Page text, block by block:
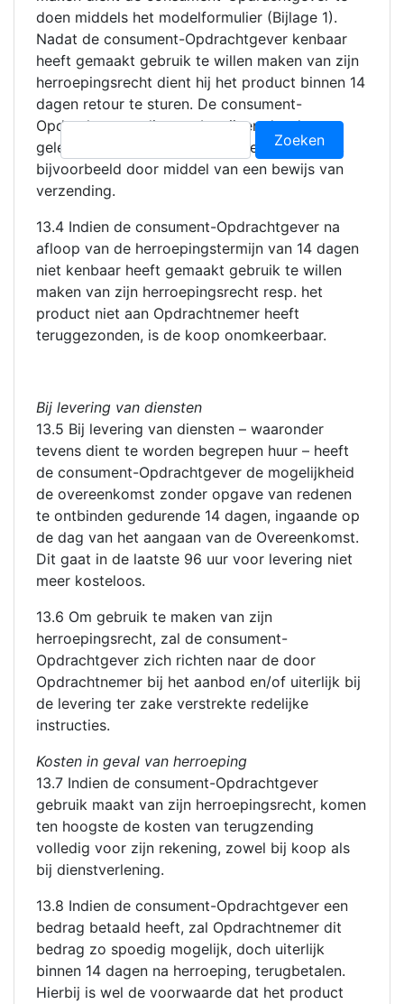
Zoeken
naar:
doen middels het modelformulier (Bijlage 1).
Nadat de consument-Opdrachtgever kenbaar
heeft gemaakt gebruik te willen maken van zijn
herroepingsrecht dient hij het product binnen 14
dagen retour te sturen. De consument-
Opdrachtgever dient te bewijzen dat de
geleverde goederen tijdig zijn teruggestuurd,
bijvoorbeeld door middel van een bewijs van
verzending.
13.4 Indien de consument-Opdrachtgever na
afloop van de herroepingstermijn van 14 dagen
niet kenbaar heeft gemaakt gebruik te willen
maken van zijn herroepingsrecht resp. het
product niet aan Opdrachtnemer heeft
teruggezonden, is de koop onomkeerbaar.
Bij levering van diensten
13.5 Bij levering van diensten – waaronder
tevens dient te worden begrepen huur – heeft
de consument-Opdrachtgever de mogelijkheid
de overeenkomst zonder opgave van redenen
te ontbinden gedurende 14 dagen, ingaande op
de dag van het aangaan van de Overeenkomst.
Dit gaat in de laatste 96 uur voor levering niet
meer kosteloos.
13.6 Om gebruik te maken van zijn
herroepingsrecht, zal de consument-
Opdrachtgever zich richten naar de door
Opdrachtnemer bij het aanbod en/of uiterlijk bij
de levering ter zake verstrekte redelijke
instructies.
Kosten in geval van herroeping
13.7 Indien de consument-Opdrachtgever
gebruik maakt van zijn herroepingsrecht, komen
ten hoogste de kosten van terugzending
volledig voor zijn rekening, zowel bij koop als
bij dienstverlening.
13.8 Indien de consument-Opdrachtgever een
bedrag betaald heeft, zal Opdrachtnemer dit
bedrag zo spoedig mogelijk, doch uiterlijk
binnen 14 dagen na herroeping, terugbetalen.
Hierbij is wel de voorwaarde dat het product